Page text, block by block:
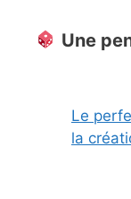
Une
Le
la